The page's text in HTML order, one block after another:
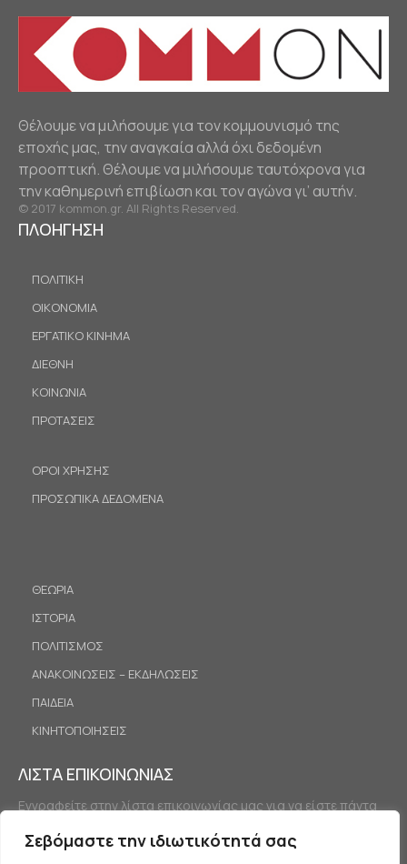
Σεβόμαστε την ιδιωτικότητά σας
Θέλουμε να μιλήσουμε για τον κομμουνισμό της
εποχής μας, την αναγκαία αλλά όχι δεδομένη
προοπτική. Θέλουμε να μιλήσουμε ταυτόχρονα για
την καθημερινή επιβίωση και τον αγώνα γι’ αυτήν.
© 2017 kommon.gr. All Rights Reserved.
ΠΛΟΗΓΗΣΗ
ΠΟΛΙΤΙΚΗ
ΟΙΚΟΝΟΜΙΑ
ΕΡΓΑΤΙΚΟ ΚΙΝΗΜΑ
ΔΙΕΘΝΗ
ΚΟΙΝΩΝΙΑ
ΠΡΟΤΑΣΕΙΣ
ΟΡΟΙ ΧΡΗΣΗΣ
ΠΡΟΣΩΠΙΚΑ ΔΕΔΟΜΕΝΑ
ΘΕΩΡΙΑ
ΙΣΤΟΡΙΑ
ΠΟΛΙΤΙΣΜΟΣ
ΑΝΑΚΟΙΝΩΣΕΙΣ – ΕΚΔΗΛΩΣΕΙΣ
ΠΑΙΔΕΙΑ
ΚΙΝΗΤΟΠΟΙΗΣΕΙΣ
ΛΙΣΤΑ ΕΠΙΚΟΙΝΩΝΙΑΣ
Εγγραφείτε στην λίστα επικοινωνίας μας για να είστε πάντα